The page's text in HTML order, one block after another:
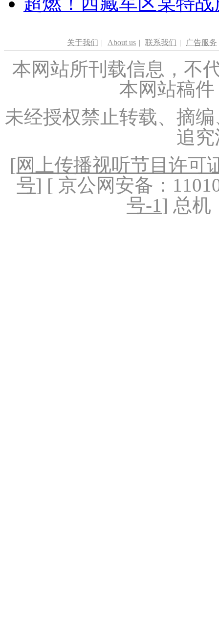
关于我们 | About us | 联系我们 | 广告服务
本网站所刊载信息，不
本网站稿
未经授权禁止转载、摘
追
[网上传播视听节目许可
号] [ 京公网安备：
号-1] 总机